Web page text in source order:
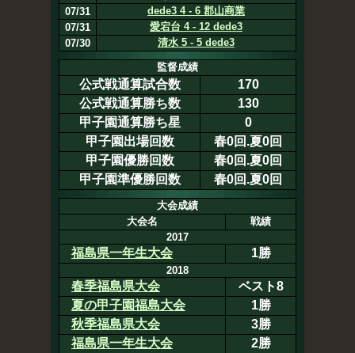
07/31
dede3 4 - 6 郡山商業
07/31
愛宕台 4 - 12 dede3
07/30
清水 5 - 5 dede3
監督成績
公式戦通算試合数
170
公式戦通算勝ち数
130
甲子園通算勝ち星
0
甲子園出場回数
春0回.夏0回
甲子園優勝回数
春0回.夏0回
甲子園準優勝回数
春0回.夏0回
大会成績
大会名
戦績
2017
福島県一年生大会 1勝
2018
春季福島県大会
ベスト8
夏の甲子園福島大会
1勝
秋季福島県大会
3勝
福島県一年生大会
2勝